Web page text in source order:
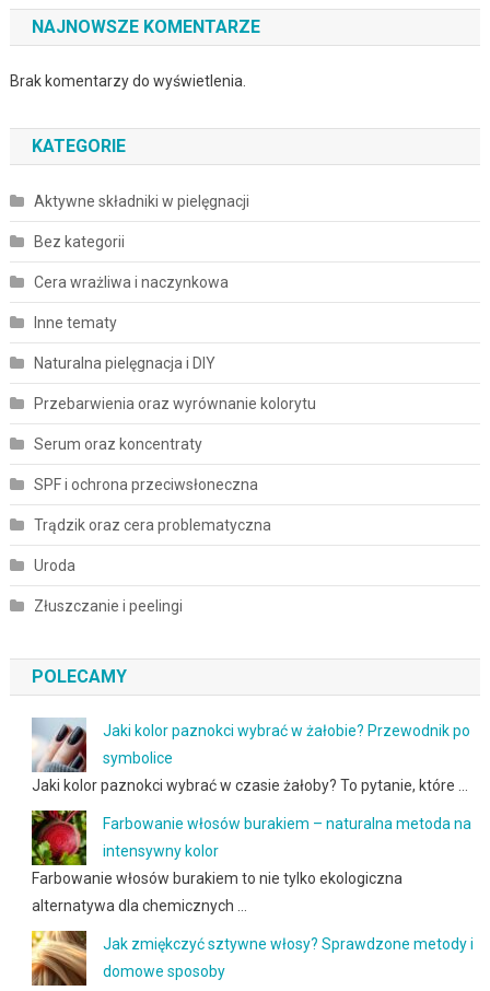
NAJNOWSZE KOMENTARZE
Brak komentarzy do wyświetlenia.
KATEGORIE
Aktywne składniki w pielęgnacji
Bez kategorii
Cera wrażliwa i naczynkowa
Inne tematy
Naturalna pielęgnacja i DIY
Przebarwienia oraz wyrównanie kolorytu
Serum oraz koncentraty
SPF i ochrona przeciwsłoneczna
Trądzik oraz cera problematyczna
Uroda
Złuszczanie i peelingi
POLECAMY
Jaki kolor paznokci wybrać w żałobie? Przewodnik po
symbolice
Jaki kolor paznokci wybrać w czasie żałoby? To pytanie, które …
Farbowanie włosów burakiem – naturalna metoda na
intensywny kolor
Farbowanie włosów burakiem to nie tylko ekologiczna
alternatywa dla chemicznych …
Jak zmiękczyć sztywne włosy? Sprawdzone metody i
domowe sposoby